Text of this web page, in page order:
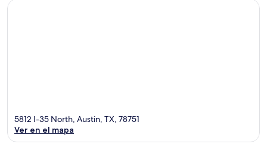
5812 I-35 North, Austin, TX, 78751
Ver en el mapa